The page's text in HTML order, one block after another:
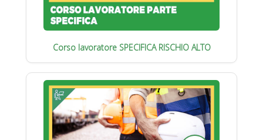
Corso lavoratore SPECIFICA RISCHIO ALTO